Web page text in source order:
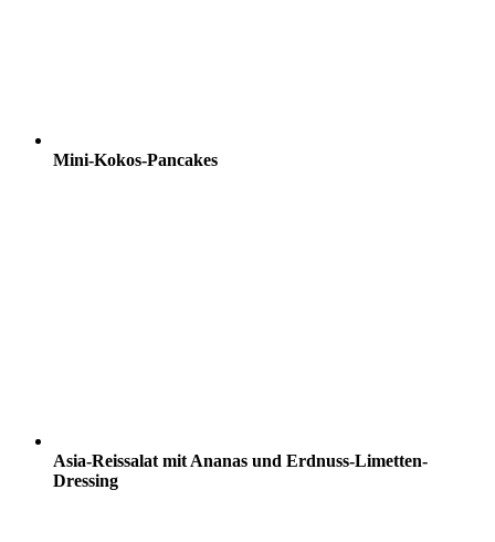
Mini-Kokos-Pancakes
Asia-Reissalat mit Ananas und Erdnuss-Limetten-
Dressing